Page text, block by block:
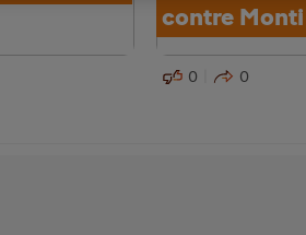
contre Monti
0 0